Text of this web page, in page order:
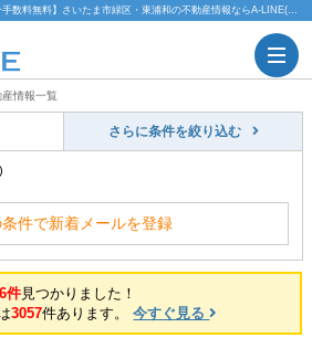
柏陽中学校(さいたま市岩槻区)｜【仲介手数料無料】さいたま市緑区・東浦和の不動産情報ならA-LINE(エーライン)
産情報一覧
さらに条件を絞り込む
件で新着メールを登録
件見つかりました！
3057件あります。今すぐ見る